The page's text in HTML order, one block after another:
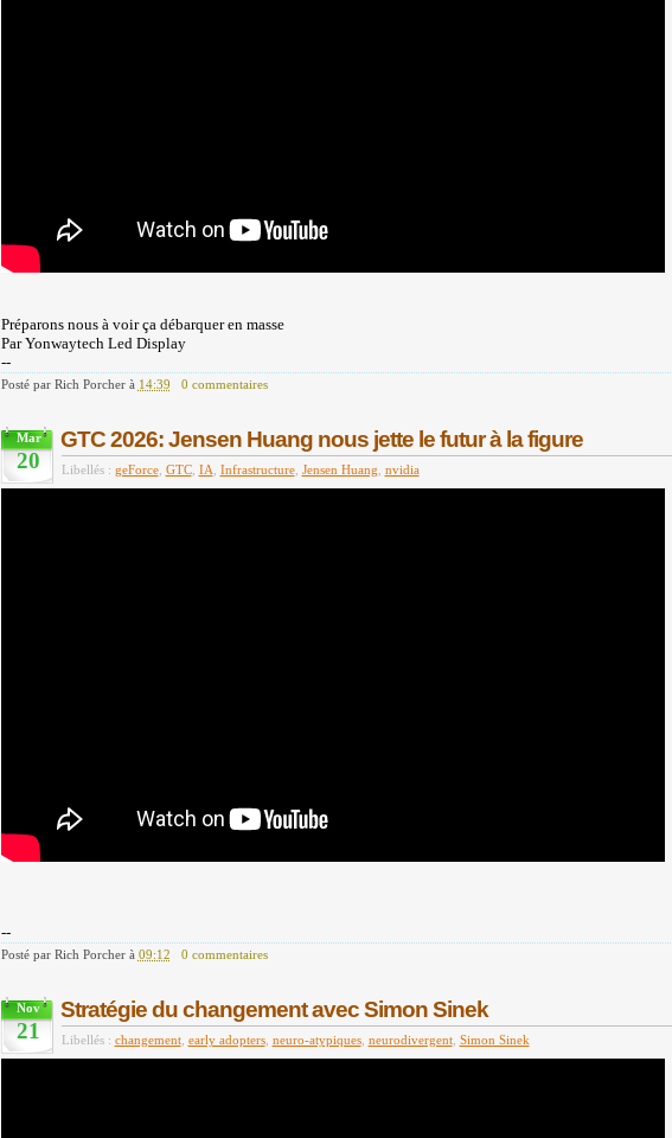
Préparons nous à voir ça débarquer en masse
Par Yonwaytech Led Display
--
Posté par Rich Porcher à 14:39 0 commentaires
Mar
20
GTC 2026: Jensen Huang nous jette le futur à la figure
Libellés : geForce, GTC, IA Infrastructure, Jensen Huang nvidia
--
Posté par Rich Porcher à 09:12 0 commentaires
Nov
21
Stratégie du changement avec Simon Sinek
Libellés : changement, early adopters, neuro-atypiques, neurodivergent, Simon Sinek